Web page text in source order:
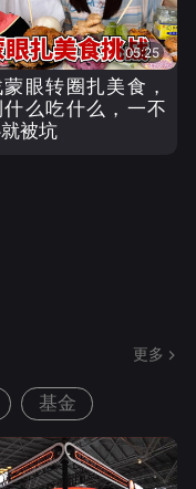
05:25
眼转圈扎美食，
么吃什么，一不
被坑
更多
基金